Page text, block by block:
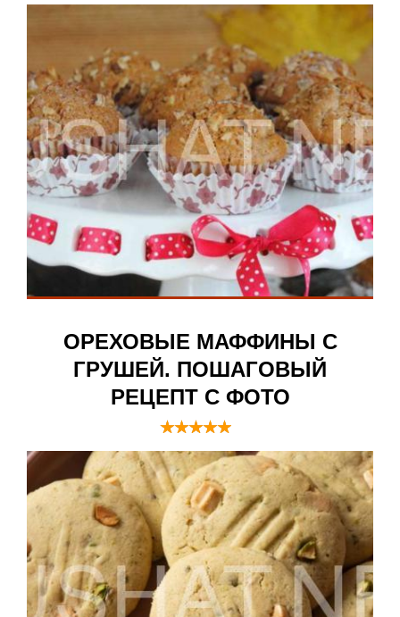
ОРЕХОВЫЕ МАФФИНЫ С
ГРУШЕЙ. ПОШАГОВЫЙ
РЕЦЕПТ С ФОТО